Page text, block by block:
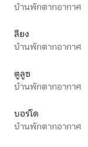
บ้านพักตากอากาศ
ลียง
บ้านพักตากอากาศ
ตูลูซ
บ้านพักตากอากาศ
บอร์โด
บ้านพักตากอากาศ